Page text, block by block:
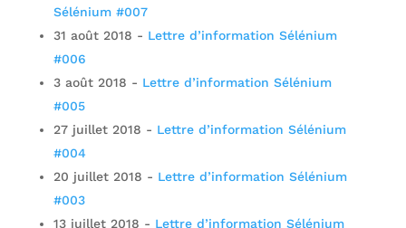
Sélénium #007
31 août 2018 - Lettre d’information Sélénium
#006
3 août 2018 - Lettre d’information Sélénium
#005
27 juillet 2018 - Lettre d’information Sélénium
#004
20 juillet 2018 - Lettre d’information Sélénium
#003
13 juillet 2018 - Lettre d’information Sélénium